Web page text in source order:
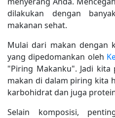
dilakukan dengan
makanan sehat.
Mulai dari makan dengan
yang dipedomankan oleh
"Piring Makanku". Jadi
makan di dalam piring kita
karbohidrat dan juga
Selain komposisi,